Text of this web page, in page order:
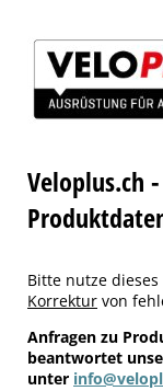
Veloplus.ch
Bitte nutze
Korrektur von
Anfragen zu
beantwortet
unter